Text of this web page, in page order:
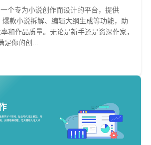
个专为小说创作而设计的平台，提供
款小说拆解、编辑大纲生成等功能，助
和作品质量。无论是新手还是资深作家，
足你的创...